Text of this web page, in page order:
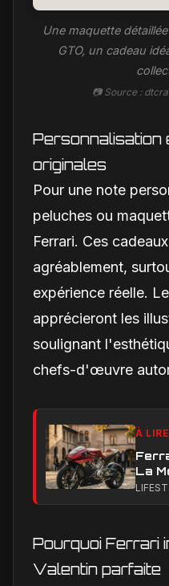
Une maquette
GTO, un cadeau
📷 Source :
Personnalisation
originales
Pour une note
peluches ou
Ferrari. Ces
agréablement,
expérience réelle.
apprécieront les
soulignant
chefs-d'œuvre
À
La
Pourquoi Ferrari
Valentin parfaite